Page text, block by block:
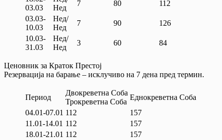
03.03
Нед
7 80
112
03.03-
10.03
Нед/
Нед
7 90
126
10.03-
31.03
Нед/
Нед
3 60 84
Ценовник за Краток Престој
Резервација на барање – исклучиво на 7 дена пред термин.
Период
Двокреветна Соба
Трокреветна Соба
Еднокреветна Соба
04.01-07.01 112
157
11.01-14.01 112
157
18.01-21.01 112
157